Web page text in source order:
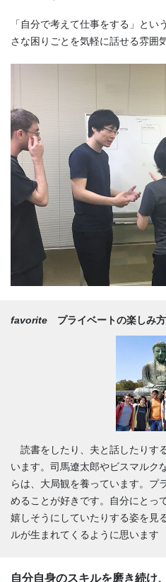
「自分で考えて仕事をする」と
さな困りごとを気軽に話せる雰囲
favorite プライベートの楽しみ方
読書をしたり、夫と話したりす
います。司馬遼太郎やビスマルク
らは、大局観を養っています。プ
めることが好きです。自分にとっ
嬉しそうにしていたりする姿を見
ルが生まれてくるように思います
自分自身のスキルを磨き続け